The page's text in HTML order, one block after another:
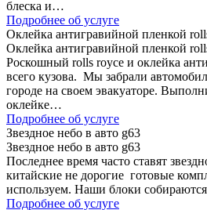
блеска и…
Подробнее об услуге
Оклейка антигравийной пленкой
Оклейка антигравийной пленкой
Роскошный rolls royce и оклейка
всего кузова. Мы забрали
городе на своем эвакуаторе.
оклейке…
Подробнее об услуге
Звездное небо в авто g63
Звездное небо в авто g63
Последнее время часто ставят
китайские не дорогие готовые
используем. Наши блоки
Подробнее об услуге